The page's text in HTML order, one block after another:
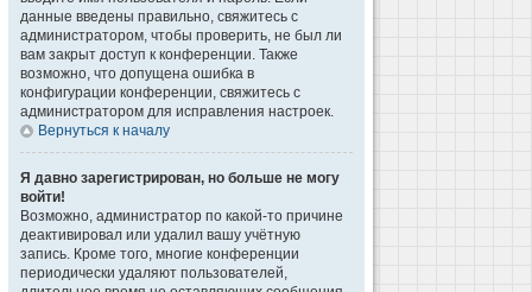
данные введены правильно, свяжитесь с
администратором, чтобы проверить, не был ли
вам закрыт доступ к конференции. Также
возможно, что допущена ошибка в
конфигурации конференции, свяжитесь с
администратором для исправления настроек.
Вернуться к началу
Я давно зарегистрирован, но больше не могу
войти!
Возможно, администратор по какой-то причине
деактивировал или удалил вашу учётную
запись. Кроме того, многие конференции
периодически удаляют пользователей,